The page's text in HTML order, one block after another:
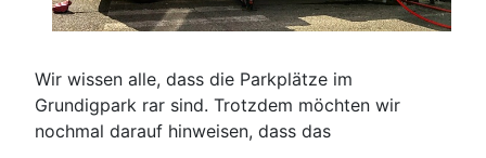
Wir wissen alle, dass die Parkplätze im
Grundigpark rar sind. Trotzdem möchten wir
nochmal darauf hinweisen, dass das